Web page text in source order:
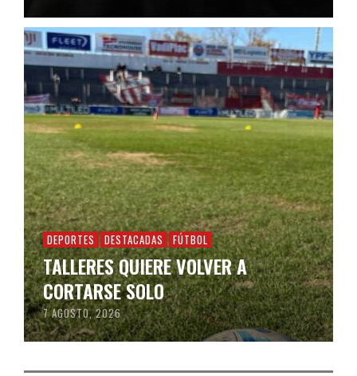
DEPORTES DESTACADAS FÚTBOL
TALLERES QUIERE VOLVER A
CORTARSE SOLO
7 AGOSTO, 2026